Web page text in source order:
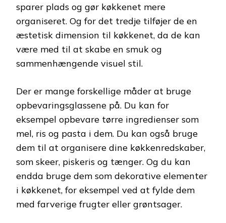
sparer plads og gør køkkenet mere
organiseret. Og for det tredje tilføjer de en
æstetisk dimension til køkkenet, da de kan
være med til at skabe en smuk og
sammenhængende visuel stil.
Der er mange forskellige måder at bruge
opbevaringsglassene på. Du kan for
eksempel opbevare tørre ingredienser som
mel, ris og pasta i dem. Du kan også bruge
dem til at organisere dine køkkenredskaber,
som skeer, piskeris og tænger. Og du kan
endda bruge dem som dekorative elementer
i køkkenet, for eksempel ved at fylde dem
med farverige frugter eller grøntsager.